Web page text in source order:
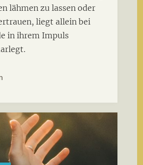
lähmen zu lassen oder
liegt allein bei
in ihrem Impuls